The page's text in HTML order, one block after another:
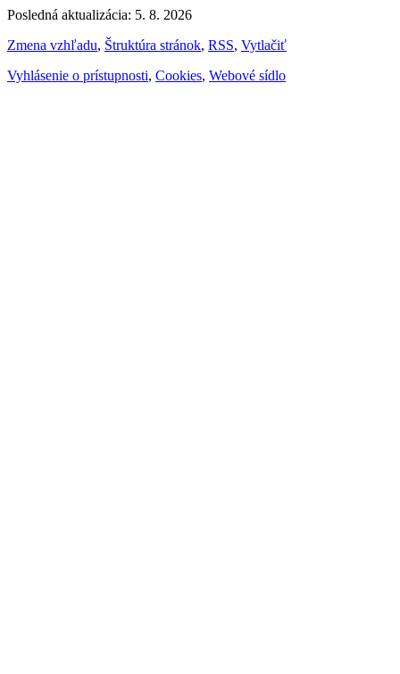
Posledná aktualizácia: 5. 8. 2026
Zmena vzhľadu, Štruktúra stránok, RSS, Vytlačiť
Vyhlásenie o prístupnosti, Cookies, Webové sídlo